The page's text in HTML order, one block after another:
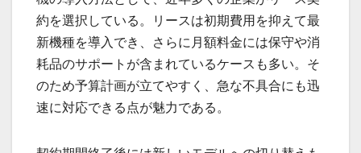
約を選択している。リースは初期費用を抑えて最
新機種を導入でき、さらに月額料金には保守や消
耗品のサポートが含まれているケースも多い。そ
のため予算計画が立てやすく、急な不具合にも迅
速に対応できる点が魅力である。